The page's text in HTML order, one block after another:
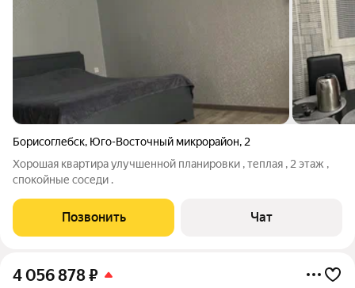
Борисоглебск, Юго-Восточный микрорайон, 2
Хорошая квартира улучшенной планировки , теплая , 2 этаж ,
спокойные соседи .
Позвонить Чат
4 056 878₽